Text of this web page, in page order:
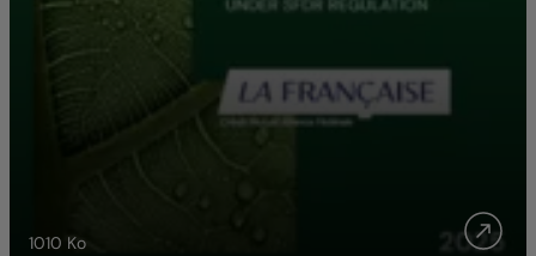
1010 Ko